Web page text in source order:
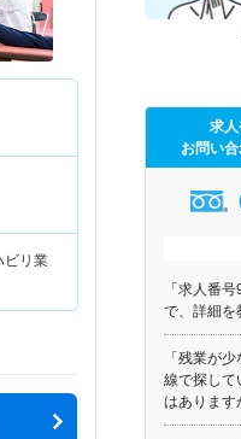
ビリ業
求
お問い
「求人番
で、詳細を
「残業が
線で探して
はあります